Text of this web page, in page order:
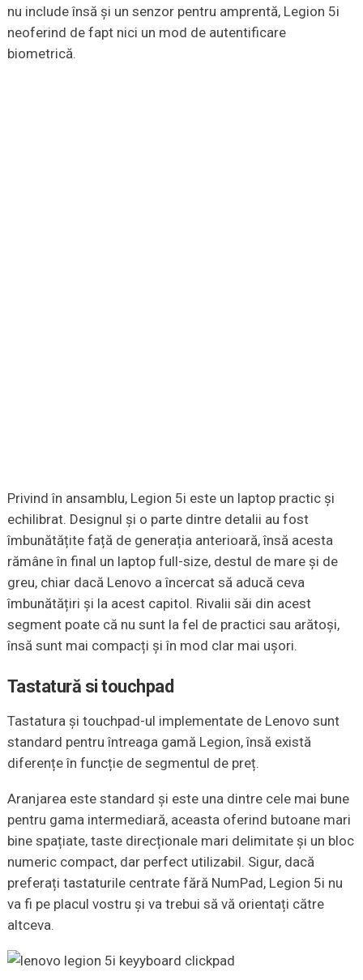
nu include însă și un senzor pentru amprentă, Legion 5i
neoferind de fapt nici un mod de autentificare
biometrică.
Privind în ansamblu, Legion 5i este un laptop practic și
echilibrat. Designul și o parte dintre detalii au fost
îmbunătățite față de generația anterioară, însă acesta
rămâne în final un laptop full-size, destul de mare și de
greu, chiar dacă Lenovo a încercat să aducă ceva
îmbunătățiri și la acest capitol. Rivalii săi din acest
segment poate că nu sunt la fel de practici sau arătoși,
însă sunt mai compacți și în mod clar mai ușori.
Tastatură si touchpad
Tastatura și touchpad-ul implementate de Lenovo sunt
standard pentru întreaga gamă Legion, însă există
diferențe în funcție de segmentul de preț.
Aranjarea este standard și este una dintre cele mai bune
pentru gama intermediară, aceasta oferind butoane mari
bine spațiate, taste direcționale mari delimitate și un bloc
numeric compact, dar perfect utilizabil. Sigur, dacă
preferați tastaturile centrate fără NumPad, Legion 5i nu
va fi pe placul vostru și va trebui să vă orientați către
altceva.